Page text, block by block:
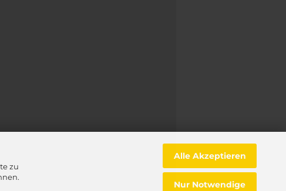
zu
Alle Akzeptieren
Nur Notwendige